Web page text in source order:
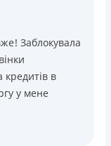
Заблокувала
в
у мене